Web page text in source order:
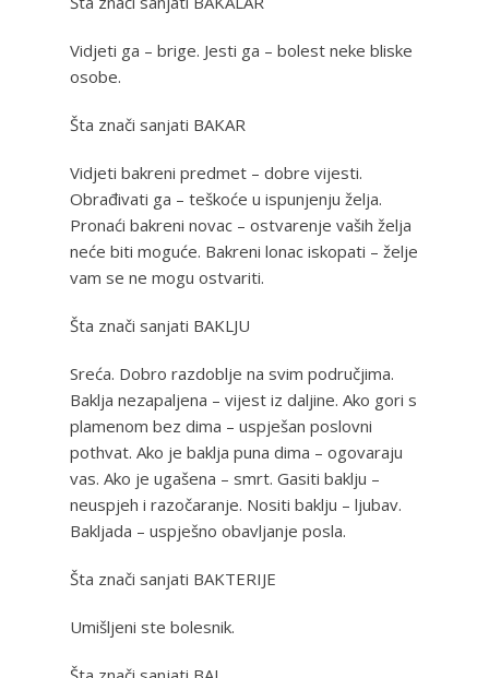
Vidjeti ga – brige. Jesti ga – bolest neke bliske
osobe.
Šta znači sanjati BAKAR
Vidjeti bakreni predmet – dobre vijesti.
Obrađivati ga – teškoće u ispunjenju želja.
Pronaći bakreni novac – ostvarenje vaših želja
neće biti moguće. Bakreni lonac iskopati – želje
vam se ne mogu ostvariti.
Šta znači sanjati BAKLJU
Sreća. Dobro razdoblje na svim područjima.
Baklja nezapaljena – vijest iz daljine. Ako gori s
plamenom bez dima – uspješan poslovni
pothvat. Ako je baklja puna dima – ogovaraju
vas. Ako je ugašena – smrt. Gasiti baklju –
neuspjeh i razočaranje. Nositi baklju – ljubav.
Bakljada – uspješno obavljanje posla.
Šta znači sanjati BAKTERIJE
Umišljeni ste bolesnik.